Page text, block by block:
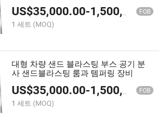
US$35,000.00-1,500,000.00 FOB
1 세트 (MOQ)
대형 차량 샌드 블라스팅 부스 공기 분
사 샌드블라스팅 룸과 템퍼링 장비
US$35,000.00-1,500,000.00 FOB
1 세트 (MOQ)